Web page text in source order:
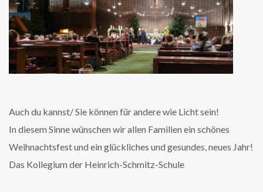
Auch du kannst/ Sie können für andere wie Licht sein!
In diesem Sinne wünschen wir allen Familien ein schönes
Weihnachtsfest und ein glückliches und gesundes, neues Jahr!
Das Kollegium der Heinrich-Schmitz-Schule